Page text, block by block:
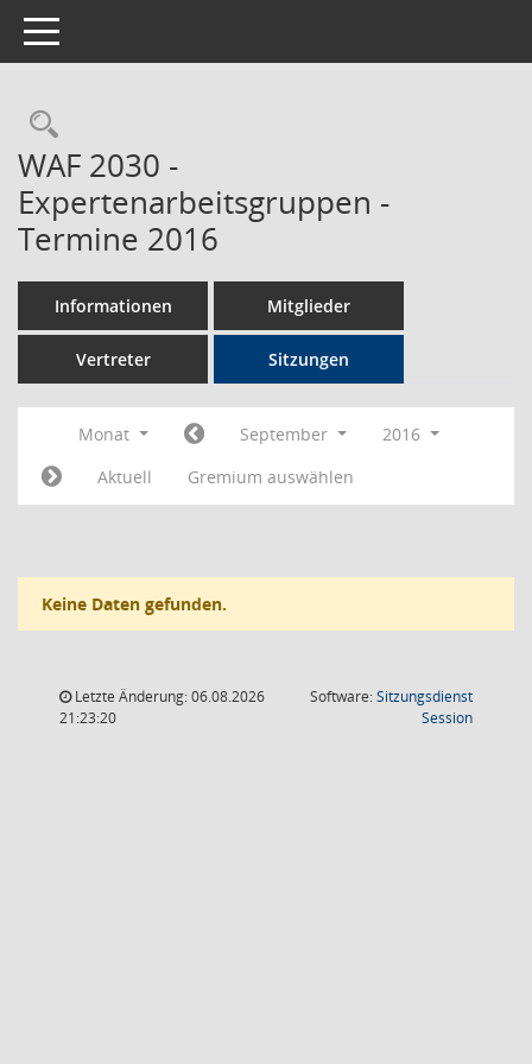
Toggle navigation
Rechercheauswahl
WAF 2030 -
Expertenarbeitsgruppen -
Termine 2016
Informationen Mitglieder
Vertreter Sitzungen
Monat September
2016
Aktuell
Gremium auswählen
Keine Daten gefunden.
Letzte Änderung: 06.08.2026
21:23:20
Software:Sitzungsdienst
Session(Wird in